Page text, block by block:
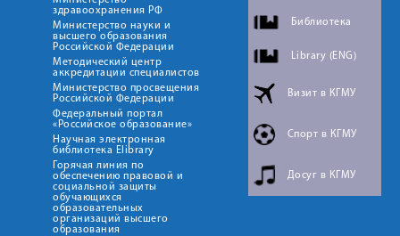
здравоохранения РФ
Министерство науки и
высшего образования
Российской Федерации
Методический центр
аккредитации специалистов
Министерство просвещения
Российской Федерации
Федеральный портал
«Российское образование»
Научная электронная
библиотека Elibrary
Горячая линия по
обеспечению правовой и
социальной защиты
обучающихся
образовательных
организаций высшего
образования
Библиотека
Library (ENG)
Визит в КГМУ
Спорт в КГМУ
Досуг в КГМУ